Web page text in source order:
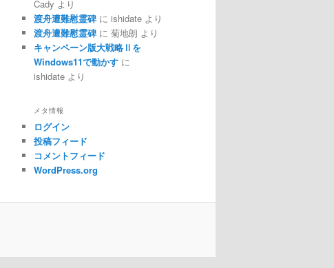
Cady より
渡舟遭難慰霊碑 に ishidate より
渡舟遭難慰霊碑 に 菊地朗 より
キャンペーン版大戦略Ⅱを
Windows11で動かす に
ishidate より
メタ情報
ログイン
投稿フィード
コメントフィード
WordPress.org